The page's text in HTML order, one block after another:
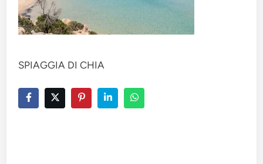
SPIAGGIA DI CHIA